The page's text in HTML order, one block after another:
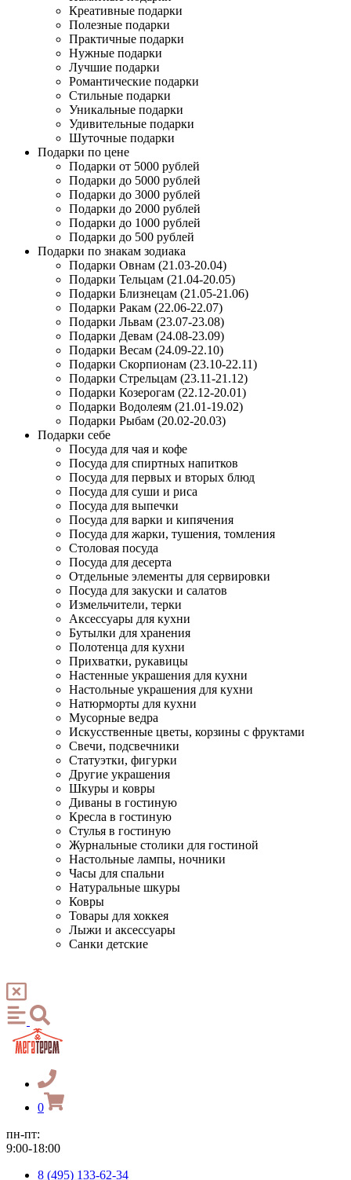
Креативные подарки
Полезные подарки
Практичные подарки
Нужные подарки
Лучшие подарки
Романтические подарки
Стильные подарки
Уникальные подарки
Удивительные подарки
Шуточные подарки
Подарки по цене
Подарки от 5000 рублей
Подарки до 5000 рублей
Подарки до 3000 рублей
Подарки до 2000 рублей
Подарки до 1000 рублей
Подарки до 500 рублей
Подарки по знакам зодиака
Подарки Овнам (21.03-20.04)
Подарки Тельцам (21.04-20.05)
Подарки Близнецам (21.05-21.06)
Подарки Ракам (22.06-22.07)
Подарки Львам (23.07-23.08)
Подарки Девам (24.08-23.09)
Подарки Весам (24.09-22.10)
Подарки Скорпионам (23.10-22.11)
Подарки Стрельцам (23.11-21.12)
Подарки Козерогам (22.12-20.01)
Подарки Водолеям (21.01-19.02)
Подарки Рыбам (20.02-20.03)
Подарки себе
Посуда для чая и кофе
Посуда для спиртных напитков
Посуда для первых и вторых блюд
Посуда для суши и риса
Посуда для выпечки
Посуда для варки и кипячения
Посуда для жарки, тушения, томления
Столовая посуда
Посуда для десерта
Отдельные элементы для сервировки
Посуда для закуски и салатов
Измельчители, терки
Аксессуары для кухни
Бутылки для хранения
Полотенца для кухни
Прихватки, рукавицы
Настенные украшения для кухни
Настольные украшения для кухни
Натюрморты для кухни
Мусорные ведра
Искусственные цветы, корзины с фруктами
Свечи, подсвечники
Статуэтки, фигурки
Другие украшения
Шкуры и ковры
Диваны в гостиную
Кресла в гостиную
Стулья в гостиную
Журнальные столики для гостиной
Настольные лампы, ночники
Часы для спальни
Натуральные шкуры
Ковры
Товары для хоккея
Лыжи и аксессуары
Санки детские
0
пн-пт:
9:00-18:00
8 (495) 133-62-34